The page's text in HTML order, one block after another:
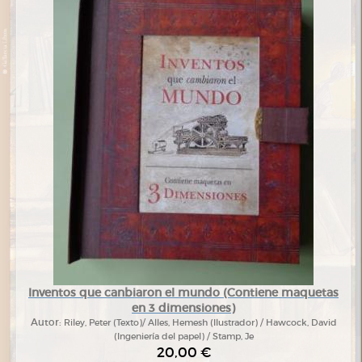
Inventos que canbiaron el mundo (Contiene maquetas
en 3 dimensiones)
Autor: Riley, Peter (Texto)/ Alles, Hemesh (Ilustrador) / Hawcock, David
(Ingeniería del papel) / Stamp, Je
20,00 €